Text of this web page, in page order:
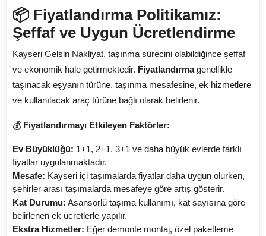
📦 Fiyatlandırma Politikamız:
Şeffaf ve Uygun Ücretlendirme
Kayseri Gelsin Nakliyat, taşınma sürecini olabildiğince şeffaf
ve ekonomik hale getirmektedir. Fiyatlandırmagenellikle
taşınacak eşyanın türüne, taşınma mesafesine, ek hizmetlere
ve kullanılacak araç türüne bağlı olarak belirlenir.
💰 Fiyatlandırmayı Etkileyen Faktörler:
Ev Büyüklüğü: 1+1, 2+1, 3+1 ve daha büyük evlerde farklı
fiyatlar uygulanmaktadır.
Mesafe: Kayseri içi taşımalarda fiyatlar daha uygun olurken,
şehirler arası taşımalarda mesafeye göre artış gösterir.
Kat Durumu: Asansörlü taşıma kullanımı, kat sayısına göre
belirlenen ek ücretlerle yapılır.
Ekstra Hizmetler: Eğer demonte montaj, özel paketleme